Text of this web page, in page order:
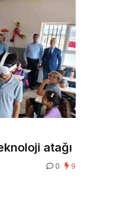
atağı
0 9